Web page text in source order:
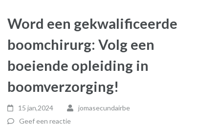
Word een gekwalificeerde
boomchirurg: Volg een
boeiende opleiding in
boomverzorging!
15 jan,2024
jomasecundairbe
Geef een reactie